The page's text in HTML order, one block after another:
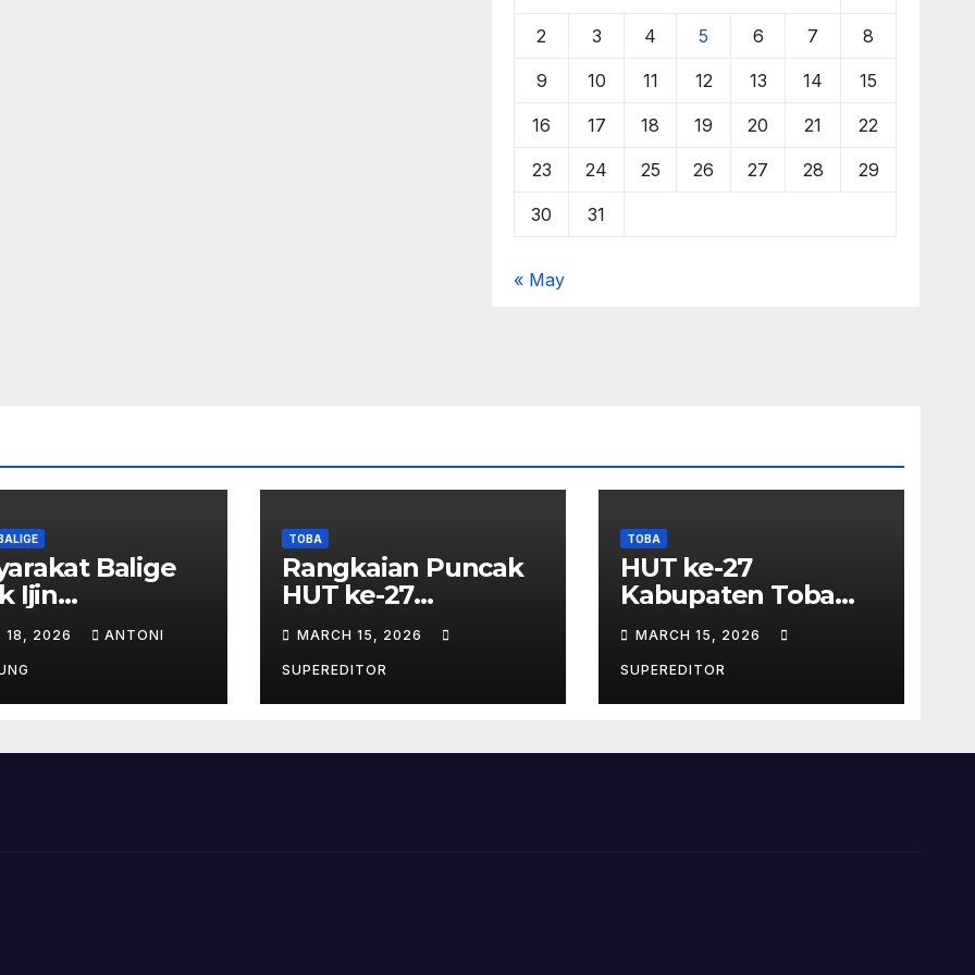
2 3 4 5 6 7 8
9 10 11 12 13 14 15
16 17 18 19 20 21 22
23 24 25 26 27 28 29
30 31
« May
BALIGE
Balige
Ijin
Pati
– btc
Investigasi
Perijinan
18, 2026 ANTONI
TOBA
Rangkaian Puncak
HUT ke-27
Kabupaten Toba –
Panjatkan Doa
Untuk
Kesejahteraan
MARCH 15, 2026
SUPEREDITOR
TOBA
HUT ke-27
Kabupaten Toba
Meriah – Jadi
Momentum
Perkuat Sinergi
Pembangunan
Toba
MARCH 15, 2026
SUPEREDITOR